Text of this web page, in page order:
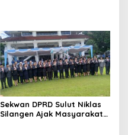
Sekwan DPRD Sulut Niklas
Silangen Ajak Masyarakat